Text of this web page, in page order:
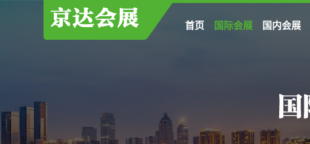
首页 国际会展 国内会展